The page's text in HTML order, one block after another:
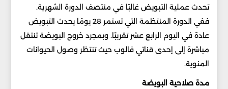
تحدث عملية التبويض غالبًا في منتصف الدورة الشهرية.
ففي الدورة المنتظمة التي تستمر 28 يومًا يحدث التبويض
عادة في اليوم الرابع عشر تقريبًا. وبمجرد خروج البويضة تنتقل
مباشرة إلى إحدى قناتي فالوب حيث تنتظر وصول الحيوانات
المنوية.
مدة صلاحية البويضة